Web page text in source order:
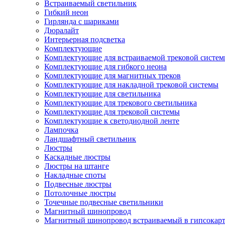
Встраиваемый светильник
Гибкий неон
Гирлянда с шариками
Дюралайт
Интерьерная подсветка
Комплектующие
Комплектующие для встраиваемой трековой
Комплектующие для гибкого неона
Комплектующие для магнитных треков
Комплектующие для накладной трековой системы
Комплектующие для светильника
Комплектующие для трекового светильника
Комплектующие для трековой системы
Комплектующие к светодиодной ленте
Лампочка
Ландшафтный светильник
Люстры
Каскадные люстры
Люстры на штанге
Накладные споты
Подвесные люстры
Потолочные люстры
Точечные подвесные светильники
Магнитный шинопровод
Магнитный шинопровод встраиваемый в